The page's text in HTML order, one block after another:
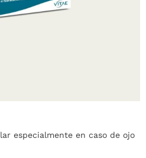
especialmente en caso de ojo